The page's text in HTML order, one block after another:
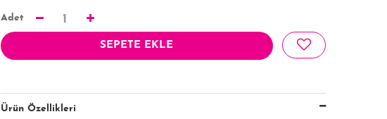
Adet 1
SEPETE EKLE
Ürün Özellikleri